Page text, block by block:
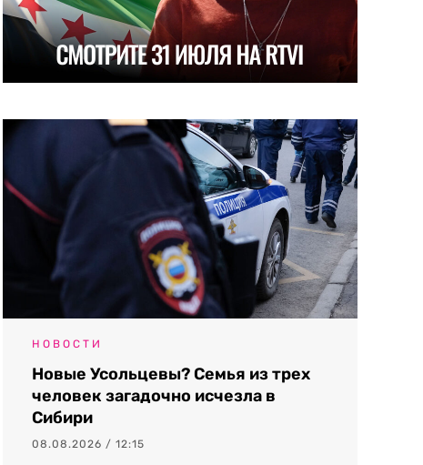
НОВОСТИ
Новые Усольцевы? Семья из трех
человек загадочно исчезла в
Сибири
08.08.2026 / 12:15